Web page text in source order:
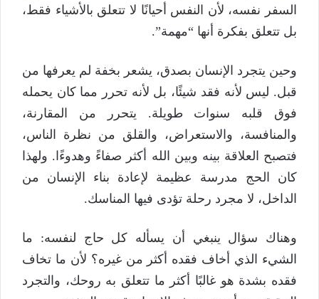
السفر نفسه، لأن النفس أحيانًا لا تتعلق بالأشياء فقط،
بل تتعلق بفكرة أنها “مهمة”.
وحين يتجرد الإنسان بصدق، يشعر بخفة لم يعرفها من
قبل. ليس لأنه فقد شيئًا، بل لأنه تحرر مما كان يحمله
فوق قلبه سنوات طويلة. يتحرر من المقارنة،
والمنافسة، والاستعراض، والقلق من نظرة الناس،
فتصبح العلاقة بينه وبين الله أكثر صفاءً وهدوءًا. ولهذا
كان الحج مدرسة عظيمة لإعادة بناء الإنسان من
الداخل، لا مجرد رحلة تؤدى فيها المناسك.
وهناك سؤال ينبغي أن يسأله كل حاج لنفسه: ما
الشيء الذي أخاف فقده أكثر من غيره؟ لأن ما تخاف
فقده بشدة هو غالبًا أكثر ما تتعلق به روحك، والتجرد